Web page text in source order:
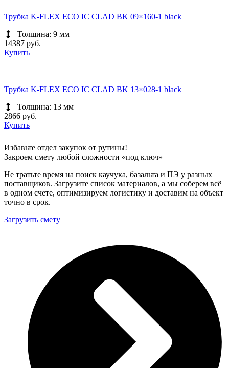
Трубка K-FLEX ECO IC CLAD BK 09×160-1 black
Толщина: 9 мм
14387 руб.
Купить
Трубка K-FLEX ECO IC CLAD BK 13×028-1 black
Толщина: 13 мм
2866 руб.
Купить
Избавьте отдел закупок от рутины!
Закроем смету любой сложности «под ключ»
Не тратьте время на поиск каучука, базальта и ПЭ у разных
поставщиков. Загрузите список материалов, а мы соберем всё
в одном счете, оптимизируем логистику и доставим на объект
точно в срок.
Загрузить смету